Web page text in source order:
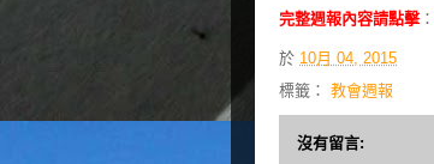
完整週報內容請點擊：
於 10月 04, 2015
標籤： 教會週報
沒有留言: